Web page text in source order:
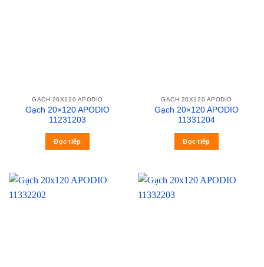
GẠCH 20X120 APODIO
Gạch 20×120 APODIO
11231203
Đọc tiếp
GẠCH 20X120 APODIO
Gạch 20×120 APODIO
11331204
Đọc tiếp